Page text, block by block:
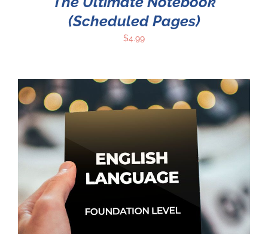
(Scheduled Pages)
$4.99